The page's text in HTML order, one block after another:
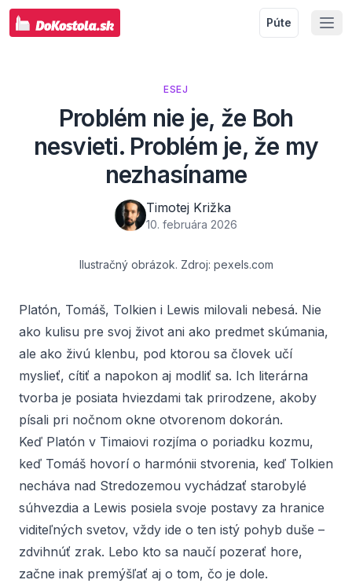
Púte
ESEJ
Problém nie je, že Boh
nesvieti. Problém je, že my
nezhasíname
Timotej Križka
10. februára 2026
Ilustračný obrázok. Zdroj: pexels.com
Platón, Tomáš, Tolkien i Lewis milovali nebesá. Nie
ako kulisu pre svoj život ani ako predmet skúmania,
ale ako živú klenbu, pod ktorou sa človek učí
myslieť, cítiť a napokon aj modliť sa. Ich literárna
tvorba je posiata hviezdami tak prirodzene, akoby
písali pri nočnom okne otvorenom dokorán.
Keď Platón v Timaiovi rozjíma o poriadku kozmu,
keď Tomáš hovorí o harmónii stvorenia, keď Tolkien
necháva nad Stredozemou vychádzať starobylé
súhvezdia a Lewis posiela svoje postavy za hranice
viditeľných svetov, vždy ide o ten istý pohyb duše –
zdvihnúť zrak. Lebo kto sa naučí pozerať hore,
začne inak premýšľať aj o tom, čo je dole.